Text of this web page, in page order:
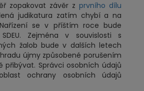
zopakovat závěr z prvního dílu
judikatura zatím chybí a na
se v příštím roce bude
Zejména v souvislosti s
žalob bude v dalších letech
újmy způsobené porušením
přibývat. Správci osobních údajů
ochrany osobních údajů